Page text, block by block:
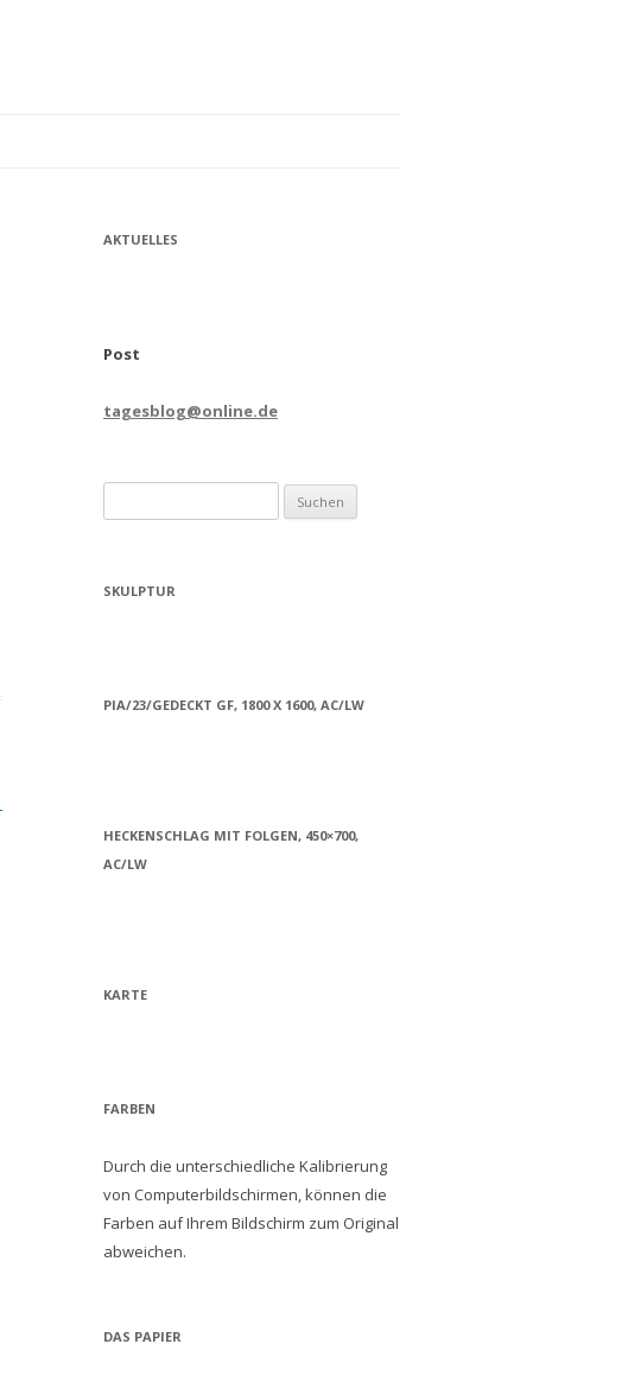
AKTUELLES
Post
tagesblog@online.de
nach:
SKULPTUR
PIA/23/GEDECKT GF, 1800 X 1600, AC/LW
HECKENSCHLAG MIT FOLGEN, 450×700,
AC/LW
KARTE
FARBEN
Durch die unterschiedliche Kalibrierung
von Computerbildschirmen, können die
Farben auf Ihrem Bildschirm zum Original
abweichen.
DAS PAPIER